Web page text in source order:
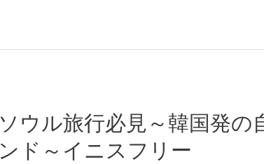
ソウル旅行必見～韓国発の
ンド～イニスフリー